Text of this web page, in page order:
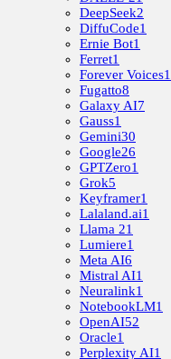
DeepSeek2
DiffuCode1
Ernie Bot1
Ferret1
Forever Voices1
Fugatto8
Galaxy AI7
Gauss1
Gemini30
Google26
GPTZero1
Grok5
Keyframer1
Lalaland.ai1
Llama 21
Lumiere1
Meta AI6
Mistral AI1
Neuralink1
NotebookLM1
OpenAI52
Oracle1
Perplexity AI1